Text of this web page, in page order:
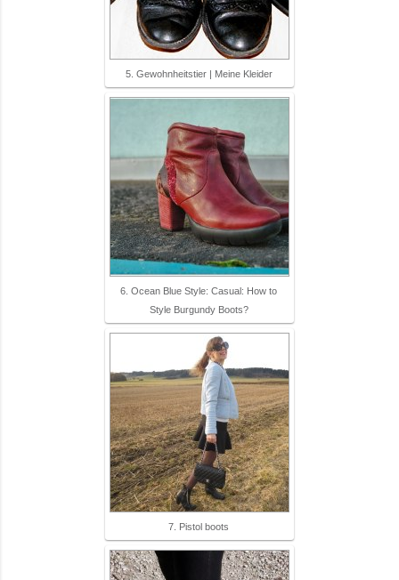
5. Gewohnheitstier | Meine Kleider
6. Ocean Blue Style: Casual: How to
Style Burgundy Boots?
7. Pistol boots